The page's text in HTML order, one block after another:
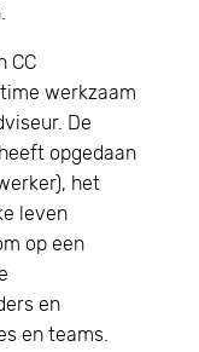
CC
werkzaam
De
opgedaan
het
leven
op een
en
en teams.